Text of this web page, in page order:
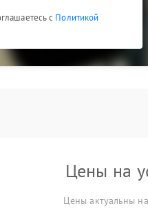
с Политикой
Цены на
Цены актуальны